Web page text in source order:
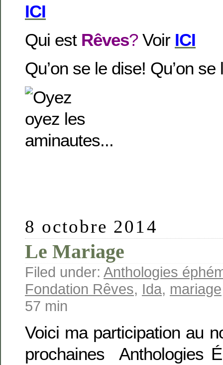
ICI
Qui est Rêves?Voir ICI
Qu’on se le dise! Qu’on se
8 octobre 2014
Le Mariage
Filed under: Anthologies
Fondation Rêves, Ida, mariage
57 min
Voici ma participation au
prochaines Anthologies